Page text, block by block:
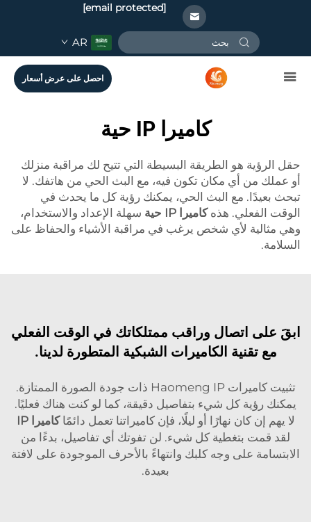
[email protected]
AR
احصل على عرض أسعار
كاميرا IP حية
حقل الرؤية هو الطريقة البسيطة التي تتيح لك مراقبة منزلك
أو عملك من أي مكان تكون فيه، مع البث الحي من هاتفك. لا
تبحث بعيدًا. مع البث الحي، يمكنك رؤية كل ما يحدث في
الوقت الفعلي. هذهكاميرا IP حية
سهلة الإعداد والاستخدام،
وهي مثالية لأي شخص يرغب في مراقبة الأشياء والحفاظ على
السلامة.
ابقَ على اتصال وراقب ممتلكاتك في الوقت الفعلي
مع تقنية الكاميرات الشبكية المتطورة لدينا.
تثبيت كاميرات Haomeng IP ذات جودة الصورة الممتازة.
يمكنك رؤية كل شيء بتفاصيل دقيقة، كما لو كنت هناك فعليًا.
لا يهم إن كان نهارًا أو ليلًا، فإن كاميراتنا تعمل دائمًاكاميرا IP
لقد قمت بتغطية كل شيء. لن تفوتك أي تفاصيل، بدءًا من
الابتسامة على وجه كلبك وانتهاءً بالأحرف الموجودة على لافتة
بعيدة.